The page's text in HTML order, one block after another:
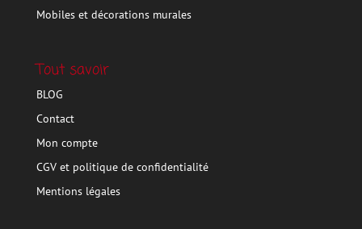
Mobiles et décorations murales
Tout savoir
BLOG
Contact
Mon compte
CGV et politique de confidentialité
Mentions légales